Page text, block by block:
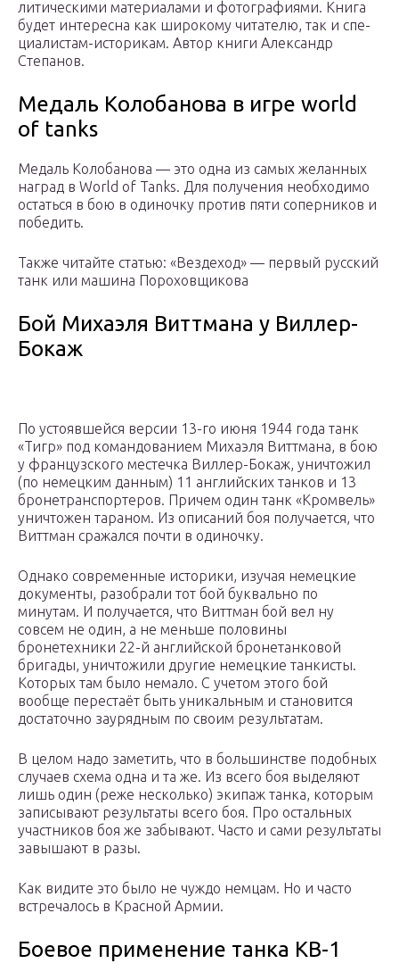
ли­ти­че­ски­ми ма­те­ри­а­ла­ми и фо­то­гра­фи­я­ми. Кни­га
бу­дет ин­те­рес­на как ши­ро­ко­му чи­та­те­лю, так и спе­
ци­а­ли­стам-ис­то­ри­кам. Автор книги Александр
Степанов.
Медаль Колобанова в игре world
of tanks
Медаль Колобанова — это одна из самых желанных
наград в World of Tanks. Для получения необходимо
остаться в бою в одиночку против пяти соперников и
победить.
Также читайте статью: «Вездеход» — первый русский
танк или машина Пороховщикова
Бой Михаэля Виттмана у Виллер-
Бокаж
По устоявшейся версии 13-го июня 1944 года танк
«Тигр» под командованием Михаэля Виттмана, в бою
у французского местечка Виллер-Бокаж, уничтожил
(по немецким данным) 11 английских танков и 13
бронетранспортеров. Причем один танк «Кромвель»
уничтожен тараном. Из описаний боя получается, что
Виттман сражался почти в одиночку.
Однако современные историки, изучая немецкие
документы, разобрали тот бой буквально по
минутам. И получается, что Виттман бой вел ну
совсем не один, а не меньше половины
бронетехники 22-й английской бронетанковой
бригады, уничтожили другие немецкие танкисты.
Которых там было немало. С учетом этого бой
вообще перестаёт быть уникальным и становится
достаточно заурядным по своим результатам.
В целом надо заметить, что в большинстве подобных
случаев схема одна и та же. Из всего боя выделяют
лишь один (реже несколько) экипаж танка, которым
записывают результаты всего боя. Про остальных
участников боя же забывают. Часто и сами результаты
завышают в разы.
Как видите это было не чуждо немцам. Но и часто
встречалось в Красной Армии.
Боевое применение танка КВ-1